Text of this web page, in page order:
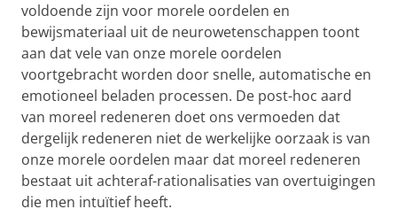
voldoende zijn voor morele oordelen en
bewijsmateriaal uit de neurowetenschappen toont
aan dat vele van onze morele oordelen
voortgebracht worden door snelle, automatische en
emotioneel beladen processen. De post-hoc aard
van moreel redeneren doet ons vermoeden dat
dergelijk redeneren niet de werkelijke oorzaak is van
onze morele oordelen maar dat moreel redeneren
bestaat uit achteraf-rationalisaties van overtuigingen
die men intuïtief heeft.